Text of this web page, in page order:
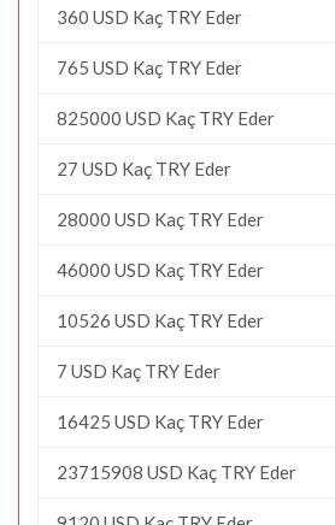
360 USD Kaç TRY Eder
765 USD Kaç TRY Eder
825000 USD Kaç TRY Eder
27 USD Kaç TRY Eder
28000 USD Kaç TRY Eder
46000 USD Kaç TRY Eder
10526 USD Kaç TRY Eder
7 USD Kaç TRY Eder
16425 USD Kaç TRY Eder
23715908 USD Kaç TRY Eder